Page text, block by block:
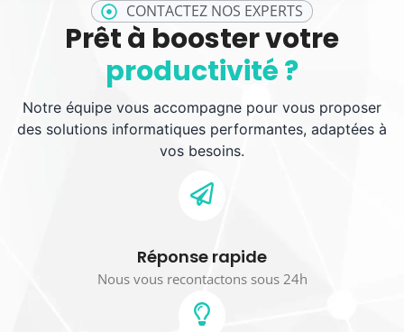
CONTACTEZ NOS EXPERTS
Prêt à booster votre
productivité ?
Notre équipe vous accompagne pour vous proposer
des solutions informatiques performantes, adaptées à
vos besoins.
Réponse rapide
Nous vous recontactons sous 24h